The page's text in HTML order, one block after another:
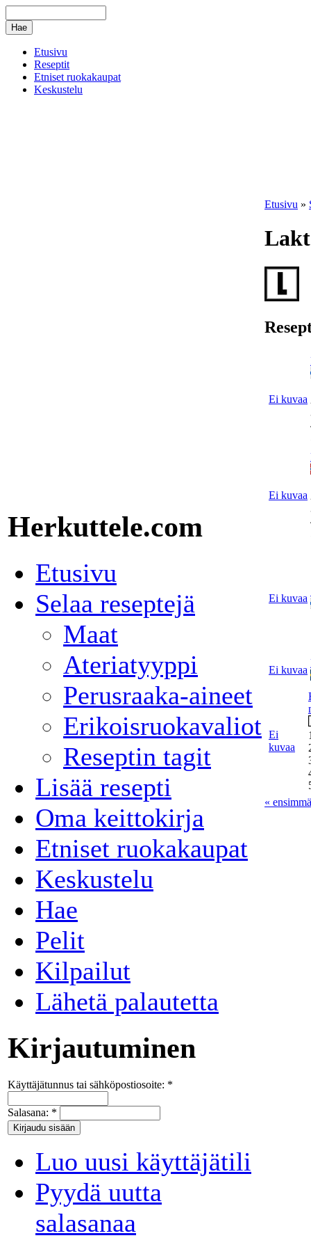
Etusivu
Reseptit
Etniset ruokakaupat
Keskustelu
Herkuttele.com
Etusivu
Selaa reseptejä
Maat
Ateriatyyppi
Perusraaka-aineet
Erikoisruokavaliot
Reseptin tagit
Lisää resepti
Oma keittokirja
Etniset ruokakaupat
Keskustelu
Hae
Pelit
Kilpailut
Lähetä palautetta
Kirjautuminen
Käyttäjätunnus tai sähköpostiosoite: *
Salasana: *
Luo uusi käyttäjätili
Pyydä uutta
salasanaa
Etusivu »
Ei kuvaa
Ei kuvaa
Ei kuvaa
Ei kuvaa
Ei
kuvaa
«